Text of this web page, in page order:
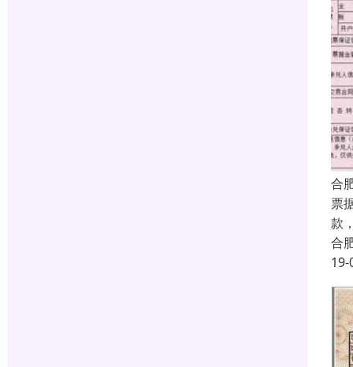
合
票
款
合
19-